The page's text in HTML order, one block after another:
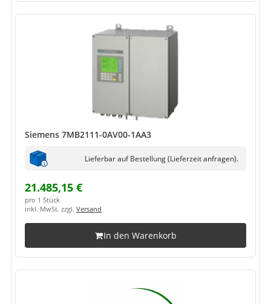
Siemens 7MB2111-0AV00-1AA3
Lieferbar auf Bestellung (Lieferzeit anfragen).
21.485,15 €
pro 1 Stück
inkl. MwSt. zzgl. Versand
In den Warenkorb